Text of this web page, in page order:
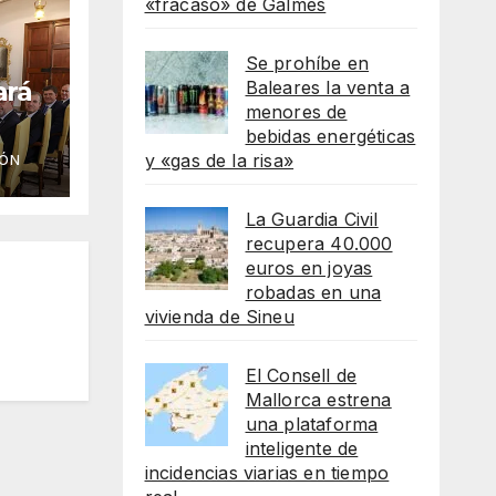
a 3
Se prohíbe en
Baleares la venta a
menores de
bebidas energéticas
y «gas de la risa»
La Guardia Civil
recupera 40.000
euros en joyas
robadas en una
vivienda de Sineu
El Consell de
Mallorca estrena
una plataforma
inteligente de
incidencias viarias en tiempo